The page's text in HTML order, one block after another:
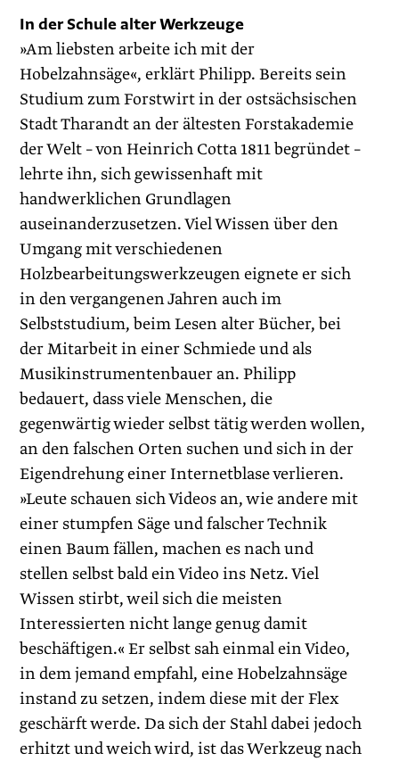
In der Schule alter Werkzeuge
»Am liebsten arbeite ich mit der
Hobelzahnsäge«, erklärt Philipp. Bereits sein
Studium zum Forstwirt in der ostsächsischen
Stadt Tharandt an der ältesten Forstakademie
der Welt – von ­Heinrich Cotta 1811 begründet –
lehrte ihn, sich gewissenhaft mit
handwerklichen Grundlagen
auseinanderzusetzen. Viel Wissen über den
Umgang mit verschiedenen
Holzbearbeitungswerkzeugen eignete er sich
in den vergangenen Jahren auch im
Selbststudium, beim Lesen alter Bücher, bei
der Mitarbeit in einer Schmiede und als
Musikinstrumentenbauer an. Philipp
bedauert, dass viele Menschen, die
gegenwärtig wieder selbst tätig werden wollen,
an den falschen Orten suchen und sich in der
Eigendrehung einer Internetblase verlieren.
»Leute schauen sich Videos an, wie andere mit
einer stumpfen Säge und falscher Technik
einen Baum fällen, machen es nach und
stellen selbst bald ein Video ins Netz. Viel
Wissen stirbt, weil sich die meisten
Interessierten nicht lange genug damit
beschäftigen.« Er selbst sah einmal ein Video,
in dem jemand empfahl, eine Hobelzahnsäge
instand zu setzen, indem diese mit der Flex
geschärft werde. Da sich der Stahl dabei jedoch
erhitzt und weich wird, ist das Werkzeug nach